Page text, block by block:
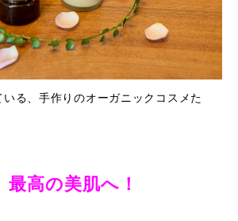
いる、手作りのオーガニックコスメた
最高の美肌へ！